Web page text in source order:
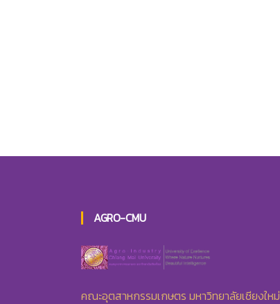
AGRO-CMU
คณะอุตสาหกรรมเกษตร มหาวิทยาลัยเชียงใหม่